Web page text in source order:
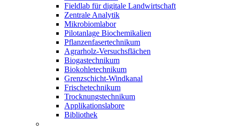
Fieldlab für digitale Landwirtschaft
Zentrale Analytik
Mikrobiomlabor
Pilotanlage Biochemikalien
Pflanzenfasertechnikum
Agrarholz-Versuchsflächen
Biogastechnikum
Biokohletechnikum
Grenzschicht-Windkanal
Frischetechnikum
Trocknungstechnikum
Applikationslabore
Bibliothek